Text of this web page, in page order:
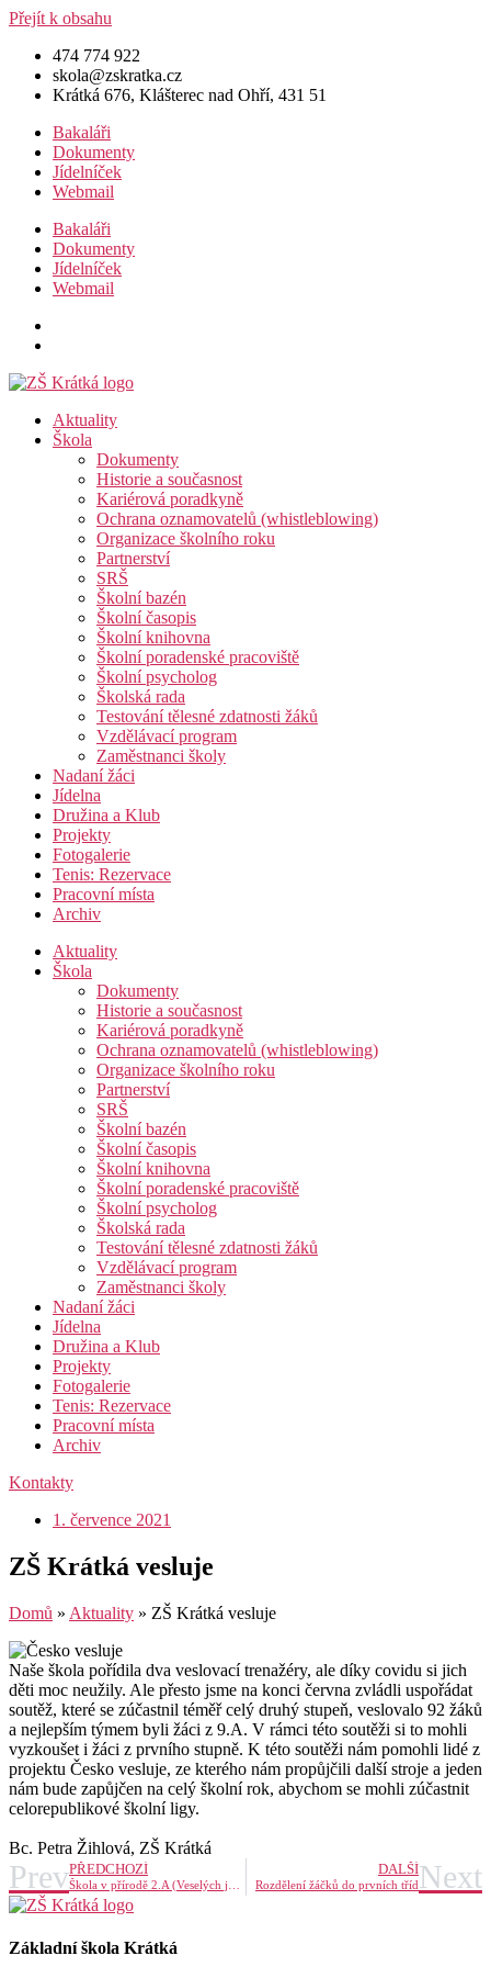
Přejít k obsahu
474 774 922
skola@zskratka.cz
Krátká 676, Klášterec nad Ohří, 431 51
Bakaláři
Dokumenty
Jídelníček
Webmail
Bakaláři
Dokumenty
Jídelníček
Webmail
Aktuality
Škola
Dokumenty
Historie a současnost
Kariérová poradkyně
Ochrana oznamovatelů (whistleblowing)
Organizace školního roku
Partnerství
SRŠ
Školní bazén
Školní časopis
Školní knihovna
Školní poradenské pracoviště
Školní psycholog
Školská rada
Testování tělesné zdatnosti žáků
Vzdělávací program
Zaměstnanci školy
Nadaní žáci
Jídelna
Družina a Klub
Projekty
Fotogalerie
Tenis: Rezervace
Pracovní místa
Archiv
Aktuality
Škola
Dokumenty
Historie a současnost
Kariérová poradkyně
Ochrana oznamovatelů (whistleblowing)
Organizace školního roku
Partnerství
SRŠ
Školní bazén
Školní časopis
Školní knihovna
Školní poradenské pracoviště
Školní psycholog
Školská rada
Testování tělesné zdatnosti žáků
Vzdělávací program
Zaměstnanci školy
Nadaní žáci
Jídelna
Družina a Klub
Projekty
Fotogalerie
Tenis: Rezervace
Pracovní místa
Archiv
Kontakty
1. července 2021
ZŠ Krátká vesluje
Domů » Aktuality » ZŠ Krátká vesluje
Naše škola pořídila dva veslovací trenažéry, ale díky covidu si jich
děti moc neužily. Ale přesto jsme na konci června zvládli uspořádat
soutěž, které se zúčastnil téměř celý druhý stupeň, veslovalo 92 žáků
a nejlepším týmem byli žáci z 9.A. V rámci této soutěži si to mohli
vyzkoušet i žáci z prvního stupně. K této soutěži nám pomohli lidé z
projektu Česko vesluje, ze kterého nám propůjčili další stroje a jeden
nám bude zapůjčen na celý školní rok, abychom se mohli zúčastnit
celorepublikové školní ligy.
Bc. Petra Žihlová, ZŠ Krátká
PrevPŘEDCHOZÍ DALŠÍ
Rozdělení žáčků do prvních tříd Next
Základní škola Krátká